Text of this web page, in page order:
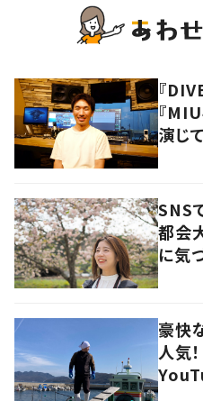
『
『
演じ
SNS
都会
に気
豪快
人気